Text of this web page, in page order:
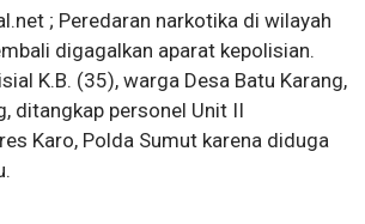
; Peredaran narkotika di wilayah
digagalkan aparat kepolisian.
K.B. (35), warga Desa Batu Karang,
ditangkap personel Unit II
Karo, Polda Sumut karena diduga